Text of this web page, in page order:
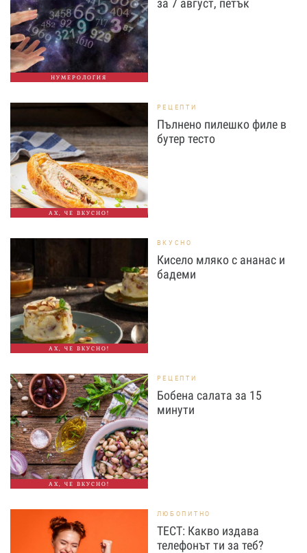
НУМЕРОЛОГИЯ
за 7 август, петък
АХ, ЧЕ ВКУСНО!
РЕЦЕПТИ
Пълнено пилешко филе в
бутер тесто
АХ, ЧЕ ВКУСНО!
ВКУСНО
Кисело мляко с ананас и
бадеми
АХ, ЧЕ ВКУСНО!
РЕЦЕПТИ
Бобена салата за 15
минути
ЛЮБОПИТНО
ТЕСТ: Какво издава
телефонът ти за теб?